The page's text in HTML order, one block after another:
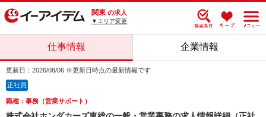
関東 の求人
▼エリア変更
仕事情報 企業情報
更新日：2026/08/06 ※更新日時点の最新情報です
正社員
職種：事務（営業サポート）